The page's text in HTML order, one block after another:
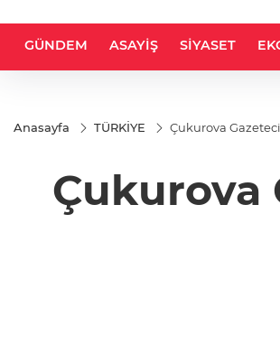
GÜNDEM ASAYİŞ SİYASET
Anasayfa TÜRKİYE Çukurova
Çukurova